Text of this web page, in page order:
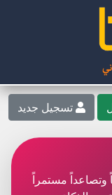
تسجيل جديد
وتصاعداً مستمراً